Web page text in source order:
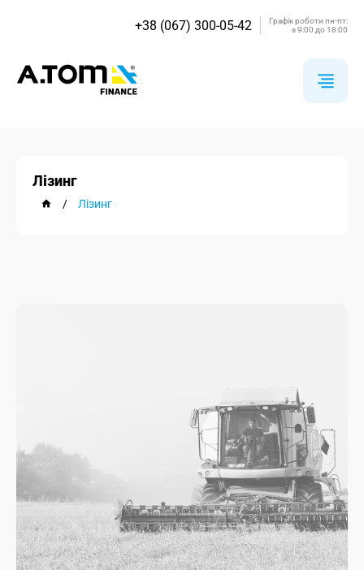
+38 (067) 300-05-42
Графік роботи пн-пт:
з 9:00 до 18:00
Лізинг
/ Лізинг